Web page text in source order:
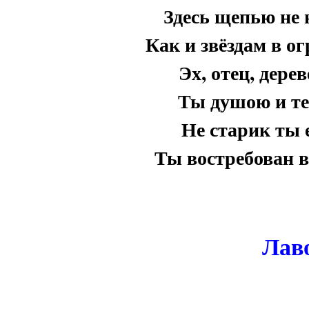
Здесь щепью не
Как и звёздам в
Эх, отец,
Ты душою и
Не старик ты
Ты востребован